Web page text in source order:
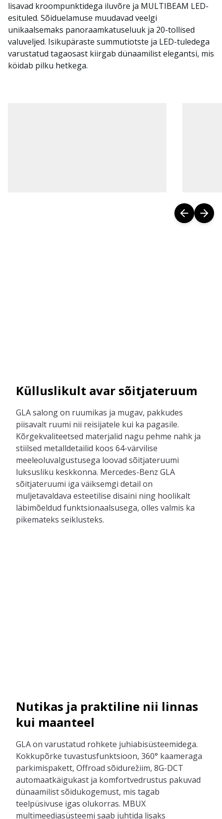
lisavad kroompunktidega iluvõre ja MULTIBEAM LED-
esituled. Sõiduelamuse muudavad veelgi
unikaalsemaks panoraamkatuseluuk ja 20-tollised
valuveljed. Isikupäraste summutiotste ja LED-tuledega
varustatud tagaosast kiirgab dünaamilist elegantsi, mis
köidab pilku hetkega.
Külluslikult avar sõitjateruum
GLA salong on ruumikas ja mugav, pakkudes
piisavalt ruumi nii reisijatele kui ka pagasile.
Kõrgekvaliteetsed materjalid nagu pehme nahk ja
stiilsed metalldetailid koos 64-värvilise
meeleoluvalgustusega loovad sõitjateruumi
luksusliku keskkonna. Mercedes-Benz GLA
sõitjateruumi iga väiksemgi detail on
muljetavaldava esteetilise disaini ning hoolikalt
läbimõeldud funktsionaalsusega, olles valmis ka
pikemateks seiklusteks.
Nutikas ja praktiline nii linnas
kui maanteel
GLA on varustatud rohkete juhiabisüsteemidega.
Kokkupõrke tuvastusfunktsioon, 360° kaameraga
parkimispakett, Offroad sõidurežiim, 8G-DCT
automaatkäigukast ja komfortvedrustus pakuvad
dünaamilist sõidukogemust, mis tagab
teelpüsivuse igas olukorras. MBUX
multimeediasüsteemi saab juhtida lisaks